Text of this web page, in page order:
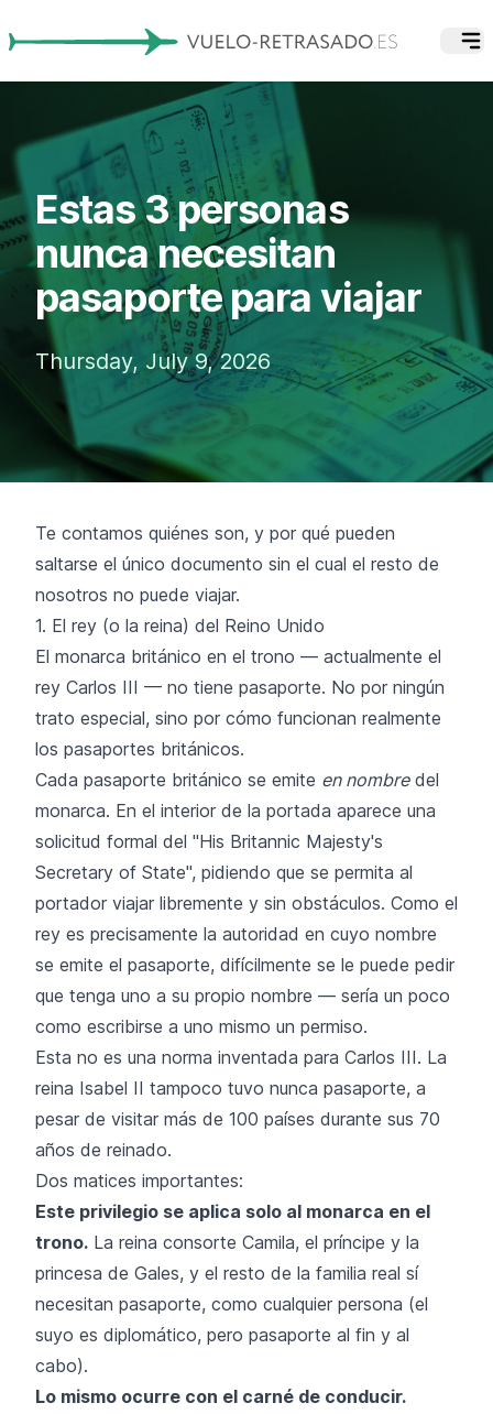
Estas 3 personas
nunca necesitan
pasaporte para viajar
Thursday, July 9, 2026
Te contamos quiénes son, y por qué pueden
saltarse el único documento sin el cual el resto de
nosotros no puede viajar.
1. El rey (o la reina) del Reino Unido
El monarca británico en el trono — actualmente el
rey Carlos III — no tiene pasaporte. No por ningún
trato especial, sino por cómo funcionan realmente
los pasaportes británicos.
Cada pasaporte británico se emite en nombredel
monarca. En el interior de la portada aparece una
solicitud formal del "His Britannic Majesty's
Secretary of State", pidiendo que se permita al
portador viajar libremente y sin obstáculos. Como el
rey es precisamente la autoridad en cuyo nombre
se emite el pasaporte, difícilmente se le puede pedir
que tenga uno a su propio nombre — sería un poco
como escribirse a uno mismo un permiso.
Esta no es una norma inventada para Carlos III. La
reina Isabel II tampoco tuvo nunca pasaporte, a
pesar de visitar más de 100 países durante sus 70
años de reinado.
Dos matices importantes:
Este privilegio se aplica solo al monarca en el
trono. La reina consorte Camila, el príncipe y la
princesa de Gales, y el resto de la familia real sí
necesitan pasaporte, como cualquier persona (el
suyo es diplomático, pero pasaporte al fin y al
cabo).
Lo mismo ocurre con el carné de conducir.